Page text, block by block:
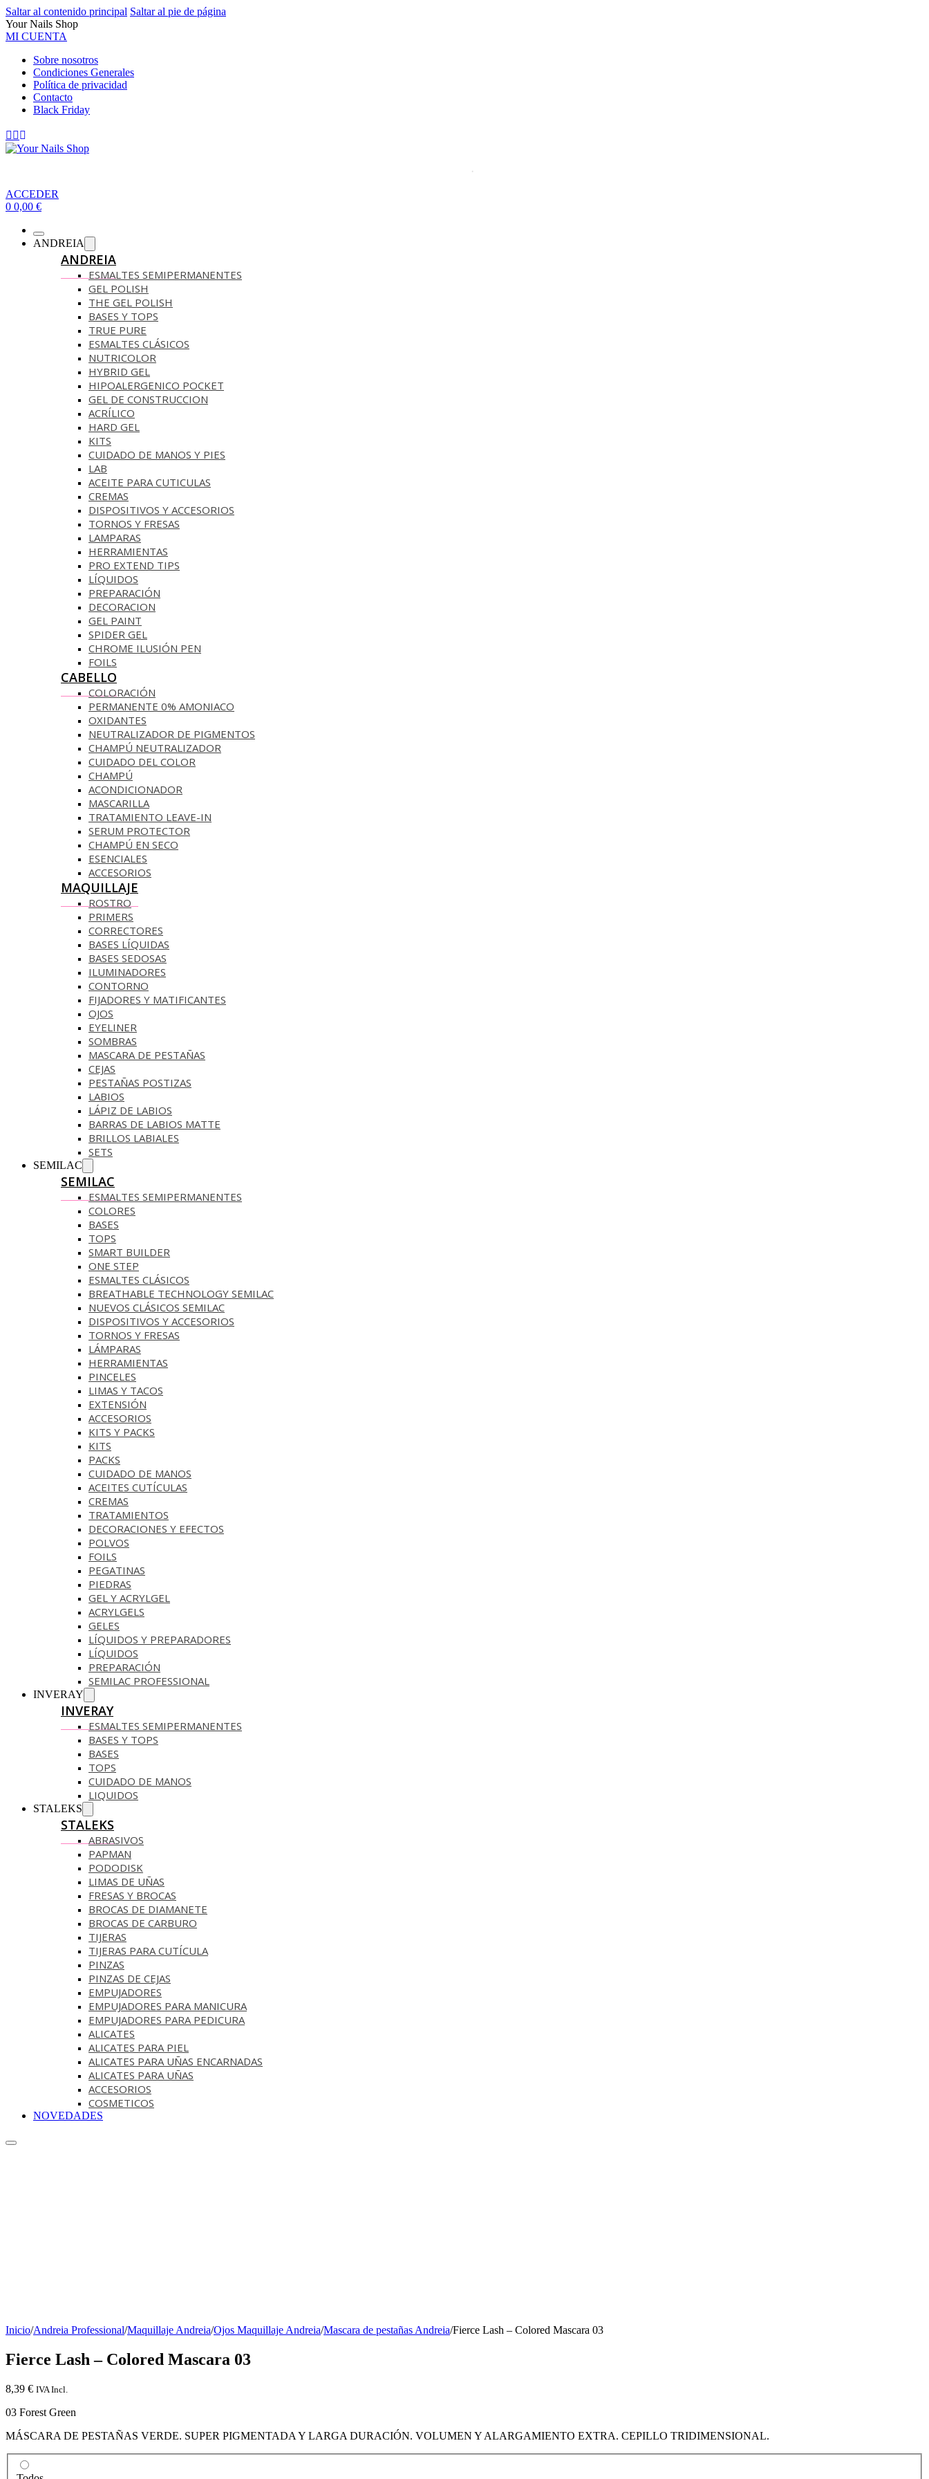
Saltar al contenido principal Saltar al pie de página
Your Nails Shop
MI CUENTA
Sobre nosotros
Condiciones Generales
Política de privacidad
Contacto
Black Friday
ACCEDER
0 0,00 €
ANDREIA
ANDREIA
ESMALTES SEMIPERMANENTES
GEL POLISH
THE GEL POLISH
BASES Y‎ TOPS
TRUE PURE
ESMALTES CLÁSICOS
NUTRICOLOR
HYBRID GEL
HIPOALERGENICO POCKET
GEL DE CONSTRUCCION
ACRÍLICO
HARD GEL
KITS
CUIDADO DE MANOS Y PIES
LAB
ACEITE PARA CUTICULAS
CREMAS
DISPOSITIVOS Y ACCESORIOS
TORNOS Y FRESAS
LAMPARAS
HERRAMIENTAS
PRO EXTEND TIPS
LÍQUIDOS
PREPARACIÓN
DECORACION
GEL PAINT
SPIDER GEL
CHROME ILUSIÓN PEN
FOILS
CABELLO
COLORACIÓN
PERMANENTE 0% AMONIACO
OXIDANTES
NEUTRALIZADOR DE PIGMENTOS
CHAMPÚ NEUTRALIZADOR
CUIDADO DEL COLOR
CHAMPÚ
ACONDICIONADOR
MASCARILLA
TRATAMIENTO LEAVE-IN
SERUM PROTECTOR
CHAMPÚ EN SECO
ESENCIALES
ACCESORIOS
MAQUILLAJE
ROSTRO
PRIMERS
CORRECTORES
BASES LÍQUIDAS
BASES SEDOSAS
ILUMINADORES
CONTORNO
FIJADORES Y MATIFICANTES
OJOS
EYELINER
SOMBRAS
MASCARA DE PESTAÑAS
CEJAS
PESTAÑAS POSTIZAS
LABIOS
LÁPIZ DE LABIOS
BARRAS DE LABIOS MATTE
BRILLOS LABIALES
SETS
SEMILAC
SEMILAC
ESMALTES SEMIPERMANENTES
COLORES
BASES
TOPS
SMART BUILDER
ONE STEP
ESMALTES CLÁSICOS
BREATHABLE TECHNOLOGY SEMILAC
NUEVOS CLÁSICOS SEMILAC
DISPOSITIVOS Y ACCESORIOS
TORNOS Y FRESAS
LÁMPARAS
HERRAMIENTAS
PINCELES
LIMAS Y TACOS
EXTENSIÓN
ACCESORIOS
KITS Y PACKS
KITS
PACKS
CUIDADO DE MANOS
ACEITES CUTÍCULAS
CREMAS
TRATAMIENTOS
DECORACIONES Y EFECTOS
POLVOS
FOILS
PEGATINAS
PIEDRAS
GEL Y ACRYLGEL
ACRYLGELS
GELES
LÍQUIDOS Y PREPARADORES
LÍQUIDOS
PREPARACIÓN
SEMILAC PROFESSIONAL
INVERAY
INVERAY
ESMALTES SEMIPERMANENTES
BASES Y TOPS
BASES
TOPS
CUIDADO DE MANOS
LIQUIDOS
STALEKS
STALEKS
ABRASIVOS
PAPMAN
PODODISK
LIMAS DE UÑAS
FRESAS Y BROCAS
BROCAS DE DIAMANETE
BROCAS DE CARBURO
TIJERAS
TIJERAS PARA CUTÍCULA
PINZAS
PINZAS DE CEJAS
EMPUJADORES
EMPUJADORES PARA MANICURA
EMPUJADORES PARA PEDICURA
ALICATES
ALICATES PARA PIEL
ALICATES PARA UÑAS ENCARNADAS
ALICATES PARA UÑAS
ACCESORIOS
COSMETICOS
NOVEDADES
Inicio/Andreia Professional/Maquillaje Andreia/Ojos Maquillaje Andreia/Mascara de pestañas Andreia/Fierce Lash – Colored Mascara 03
Fierce Lash – Colored Mascara 03
8,39 € IVA Incl.
03 Forest Green
MÁSCARA DE PESTAÑAS VERDE. SUPER PIGMENTADA Y LARGA DURACIÓN. VOLUMEN Y ALARGAMIENTO EXTRA. CEPILLO TRIDIMENSIONAL.